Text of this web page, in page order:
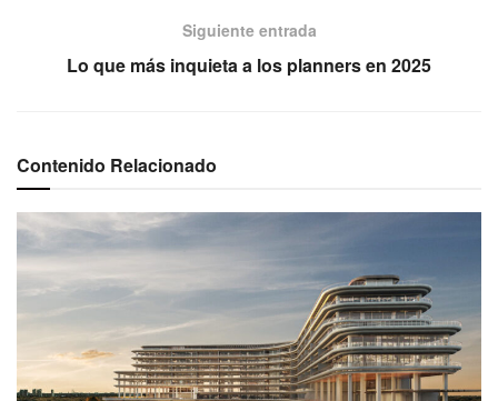
Siguiente entrada
Lo que más inquieta a los planners en 2025
Contenido Relacionado